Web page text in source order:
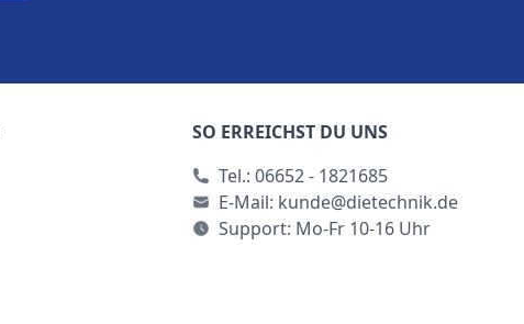
SO ERREICHST DU UNS
Tel.: 06652 - 1821685
E-Mail: kunde@dietechnik.de
Support: Mo-Fr 10-16 Uhr